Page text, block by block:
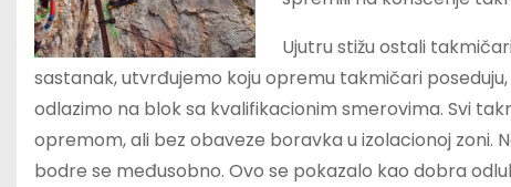
Ujutru stižu ostali
sastanak, utvrđujemo koju opremu takmičari
odlazimo na blok sa kvalifikacionim smerovima. Svi
opremom, ali bez obaveze boravka u izolacionoj zoni.
bodre se međusobno. Ovo se pokazalo kao dobra